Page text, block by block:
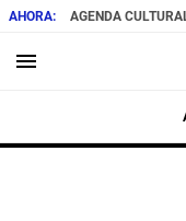
AGENDA
menu